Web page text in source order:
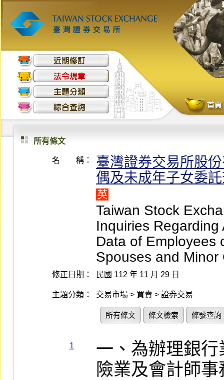
所有條文
名 稱：
臺灣證券交易所股
偶及未成年子女委
英
Taiwan Stock
Inquiries
Data of Employees
Spouses and Minor
修正日期： 民國 112 年 11 月 29 日
主題分類： 交易市場 > 買賣 > 證券交易
所有條文 條文檢索 條號查詢
1
一、為辦理銀
險業及會計師